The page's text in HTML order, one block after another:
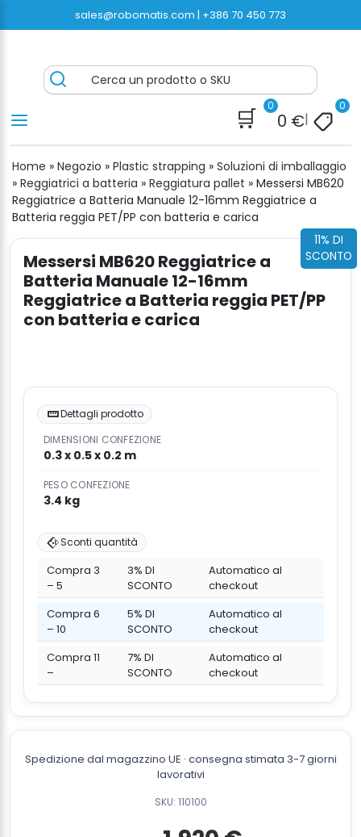
al
sales@robomatis.com | +386 70 450 773
ROBOMATIS®
Battery Strapping Tools and Packing Machines
Delivered Fast and Free
Cerca un prodotto o SKU
🛒 0
0 €|
0
Home » Negozio » Plastic strapping » Soluzioni di imballaggio
» Reggiatrici a batteria » Reggiatura pallet » Messersi MB620
Reggiatrice a Batteria Manuale 12-16mm Reggiatrice a
Batteria reggia PET/PP con batteria e carica
Messersi MB620 Reggiatrice a
Batteria Manuale 12-16mm
Reggiatrice a Batteria reggia PET/PP
con batteria e carica
11% DI
SCONTO
Dettagli prodotto
DIMENSIONI CONFEZIONE
0.3 x 0.5 x 0.2 m
PESO CONFEZIONE
3.4 kg
Sconti quantità
Compra 3
– 5
3% DI
SCONTO
Automatico al
checkout
Compra 6
– 10
5% DI
SCONTO
Automatico al
checkout
Compra 11
–
7% DI
SCONTO
Automatico al
checkout
Spedizione dal magazzino UE · consegna stimata 3-7 giorni
lavorativi
SKU: 110100
Il